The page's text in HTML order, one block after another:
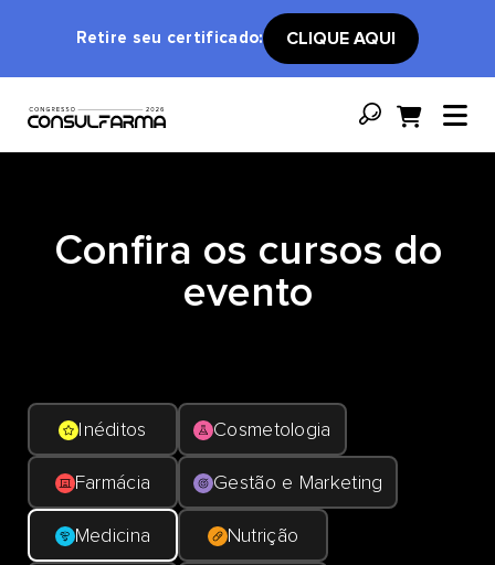
Retire seu certificado: CLIQUE AQUI
Confira os cursos do
evento
Inéditos Cosmetologia
Farmácia Gestão e Marketing
Medicina Nutrição